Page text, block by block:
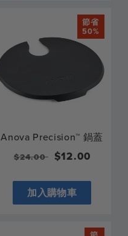
節省
50%
Anova Precision™ 鍋蓋
一
價
$24.00 售
$12.00
加入購物車